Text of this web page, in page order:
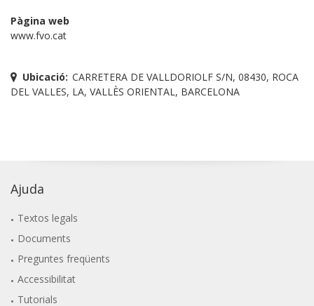
Pàgina web
www.fvo.cat
Ubicació: CARRETERA DE VALLDORIOLF S/N, 08430, ROCA
DEL VALLES, LA, VALLÈS ORIENTAL, BARCELONA
Ajuda
Textos legals
Documents
Preguntes freqüents
Accessibilitat
Tutorials